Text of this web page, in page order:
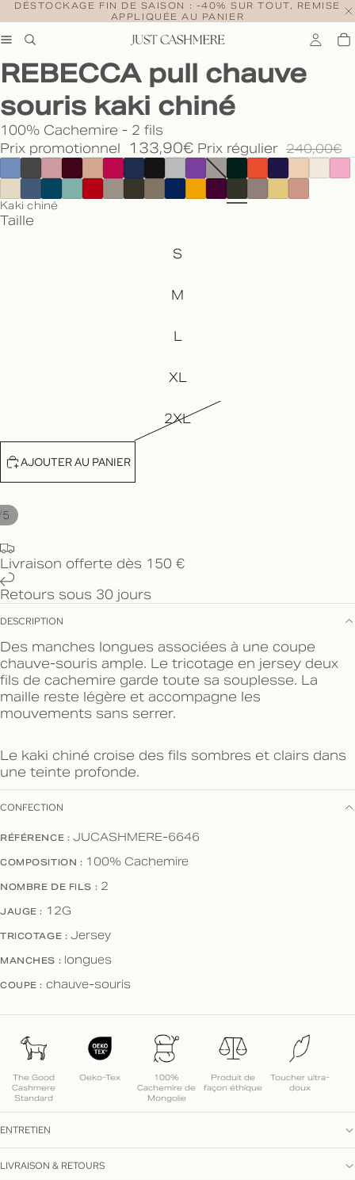
DÉSTOCKAGE FIN DE SAISON : -40% SUR TOUT, REMISE
APPLIQUÉE AU PANIER
5
REBECCA pull chauve
souris kaki chiné
100% Cachemire - 2 fils
Prix promotionnel
133,90€ Prix régulier 240,00€
Kaki chiné
Taille
S
M
L
XL
2XL
AJOUTER AU PANIER
Livraison offerte dès 150 €
Retours sous 30 jours
DESCRIPTION
Des manches longues associées à une coupe
chauve-souris ample. Le tricotage en jersey deux
fils de cachemire garde toute sa souplesse. La
maille reste légère et accompagne les
mouvements sans serrer.
Le kaki chiné croise des fils sombres et clairs dans
une teinte profonde.
CONFECTION
RÉFÉRENCE : JUCASHMERE-6646
COMPOSITION : 100% Cachemire
NOMBRE DE FILS : 2
JAUGE : 12G
TRICOTAGE : Jersey
MANCHES : longues
COUPE : chauve-souris
The Good
Cashmere
Standard
Oeko-Tex
100%
Cachemire de
Mongolie
Produit de
façon éthique
Toucher ultra-
doux
ENTRETIEN
LIVRAISON & RETOURS